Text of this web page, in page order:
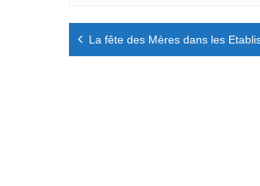
Navigation
de
La fête des Mères dans les